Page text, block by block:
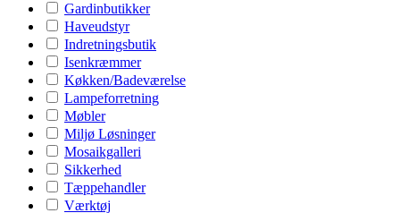
Gardinbutikker
Haveudstyr
Indretningsbutik
Isenkræmmer
Køkken/Badeværelse
Lampeforretning
Møbler
Miljø Løsninger
Mosaikgalleri
Sikkerhed
Tæppehandler
Værktøj